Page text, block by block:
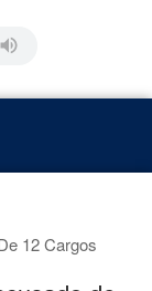
12 Cargos